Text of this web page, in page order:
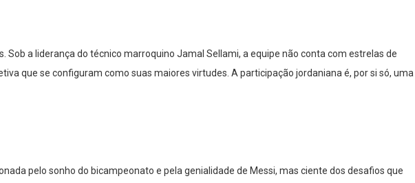
a liderança do técnico marroquino Jamal Sellami, a equipe não conta com estrelas de
que se configuram como suas maiores virtudes. A participação jordaniana é, por si só, uma
pelo sonho do bicampeonato e pela genialidade de Messi, mas ciente dos desafios que